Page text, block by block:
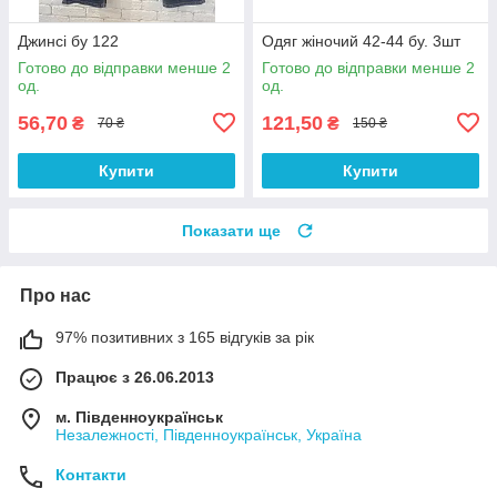
Джинсі бу 122
Готово до відправки менше 2
од.
56,70 ₴ 70 ₴
Купити
Одяг жіночий 42-44 бу. 3шт
Готово до відправки менше 2
од.
121,50 ₴ 150 ₴
Купити
Показати ще
Про нас
97% позитивних з 165 відгуків за рік
Працює з 26.06.2013
м. Південноукраїнськ
Незалежності, Південноукраїнськ, Україна
Контакти